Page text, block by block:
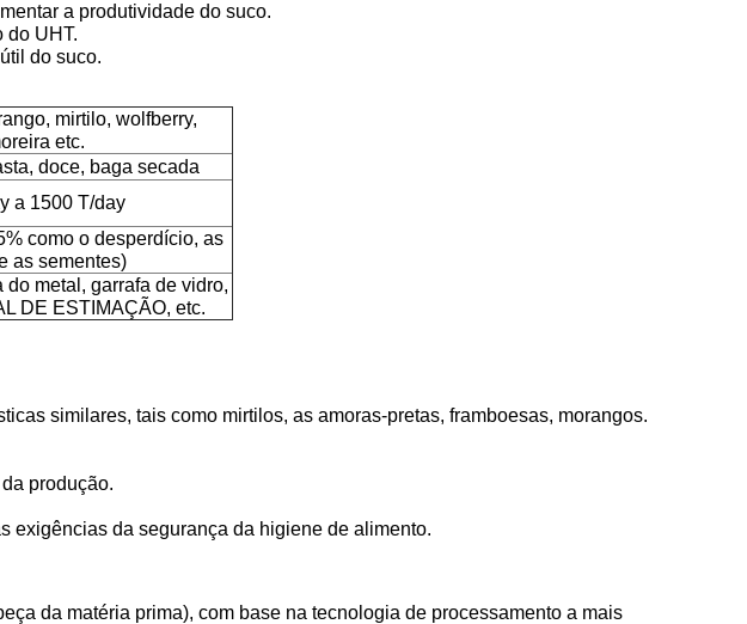
a produtividade do suco.
do UHT.
do suco.
mirtilo, wolfberry,
etc.
doce, baga secada
a 1500 T/day
como o desperdício, as
as sementes)
do metal, garrafa de vidro,
DE ESTIMAÇÃO, etc.
similares, tais como mirtilos, as amoras-pretas, framboesas, morangos.
produção.
exigências da segurança da higiene de alimento.
da matéria prima), com base na tecnologia de processamento a mais